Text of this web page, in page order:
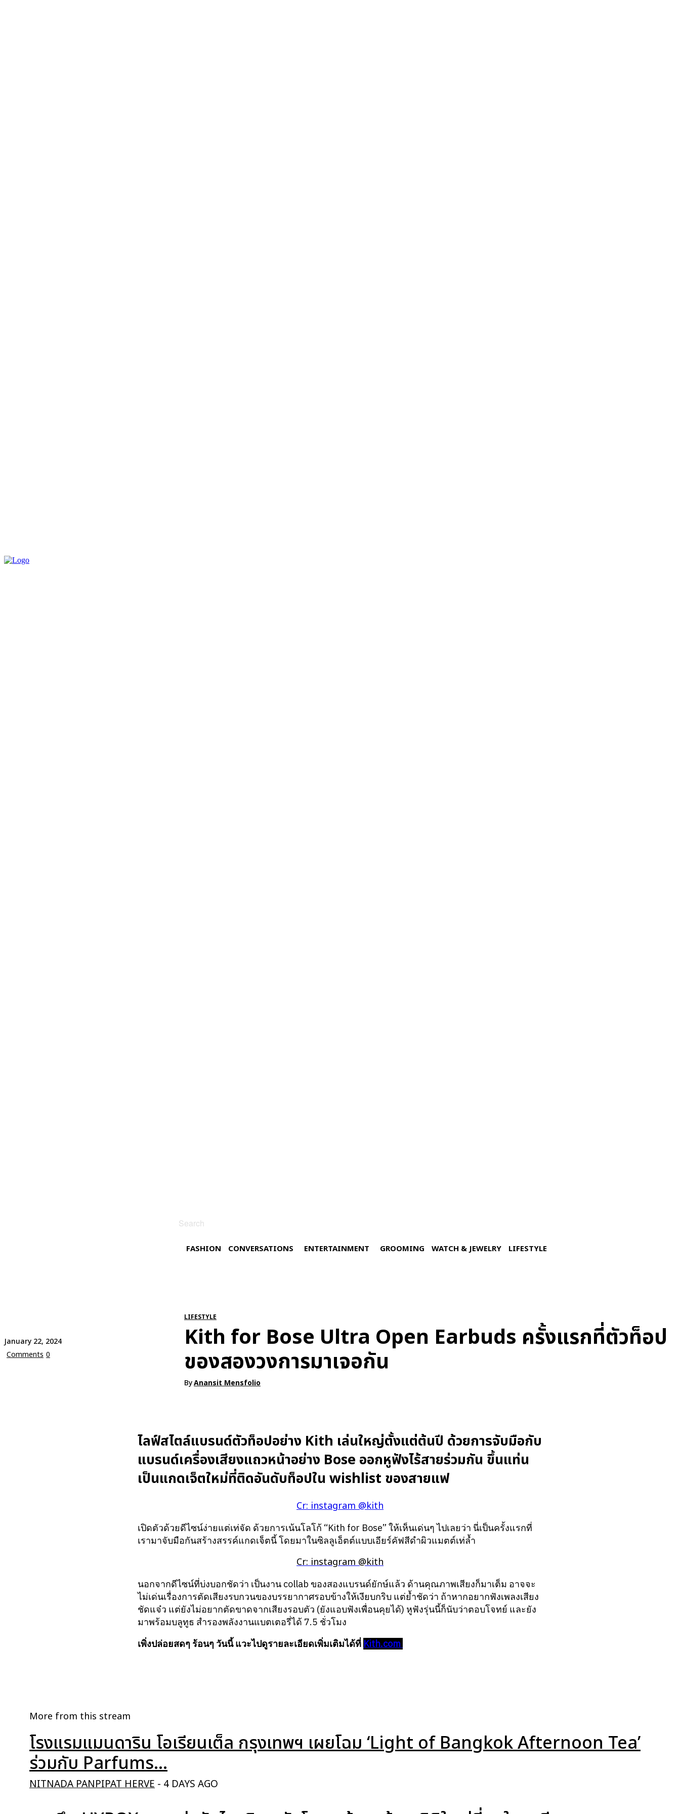
Search
FASHION CONVERSATIONS ENTERTAINMENT GROOMING WATCH & JEWELRY LIFESTYLE
January 22, 2024
Comments 0
LIFESTYLE
Kith for Bose Ultra Open Earbuds ครั้งแรกที่ตัวท็อป
ของสองวงการมาเจอกัน
ByAnansit Mensfolio
ไลฟ์สไตล์แบรนด์ตัวท็อปอย่าง Kith เล่นใหญ่ตั้งแต่ต้นปี ด้วยการจับมือกับ
แบรนด์เครื่องเสียงแถวหน้าอย่าง Bose ออกหูฟังไร้สายร่วมกัน ขึ้นแท่น
เป็นแกดเจ็ตใหม่ที่ติดอันดับท็อปใน wishlist ของสายแฟ
Cr: instagram @kith
เปิดตัวด้วยดีไซน์ง่ายแต่เท่จัด ด้วยการเน้นโลโก้ “Kith for Bose” ให้เห็นเด่นๆ ไปเลยว่า นี่เป็นครั้งแรกที่
เรามาจับมือกันสร้างสรรค์แกดเจ็ตนี้ โดยมาในซิลลูเอ็ตต์แบบเอียร์คัฟสีดำผิวแมตต์เท่ล้ำ
Cr: instagram @kith
นอกจากดีไซน์ที่บ่งบอกชัดว่า เป็นงาน collab ของสองแบรนด์ยักษ์แล้ว ด้านคุณภาพเสียงก็มาเต็ม อาจจะ
ไม่เด่นเรื่องการตัดเสียงรบกวนของบรรยากาศรอบข้างให้เงียบกริบ แต่ย้ำชัดว่า ถ้าหากอยากฟังเพลงเสียง
ชัดแจ๋ว แต่ยังไม่อยากตัดขาดจากเสียงรอบตัว (ยังแอบฟังเพื่อนคุยได้) หูฟังรุ่นนี้ก็นับว่าตอบโจทย์ และยัง
มาพร้อมบลูทูธ สำรองพลังงานแบตเตอรี่ได้ 7.5 ชั่วโมง
เพิ่งปล่อยสดๆ ร้อนๆ วันนี้ แวะไปดูรายละเอียดเพิ่มเติมได้ที่ Kith.com
More from this stream
โรงแรมแมนดาริน โอเรียนเต็ล กรุงเทพฯ เผยโฉม ‘Light of Bangkok Afternoon Tea’
ร่วมกับ Parfums...
NITNADA PANPIPAT HERVE - 4 DAYS AGO